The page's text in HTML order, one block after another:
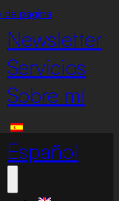
de página
Newsletter
Servicios
Sobre mí
Español